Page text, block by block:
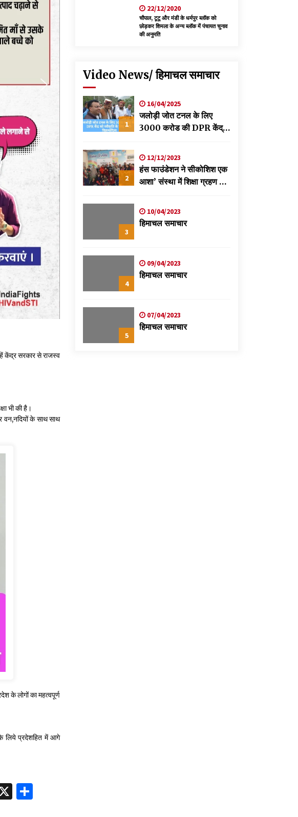
केंद्र सरकार से राजस्व
भी की है।
वन,नदियों के साथ साथ
के लोगों का महत्वपूर्ण
लिये प्रदेशहित में आगे
X
22/12/2020
चौपाल, टूटू और मंडी के धर्मपुर ब्लॉक को
छोड़कर शिमला के अन्य ब्लॉक में पंचायत चुनाव
की अनुमति
Video News/ हिमाचल समाचार
1
16/04/2025
जलोड़ी जोत टनल के लिए
3000 करोड की DPR केंद्र
विक्रमादित्य
2
12/12/2023
हंस फाउंडेशन ने सीकोशिश एक
आशा’ संस्था में शिक्षा ग्रहण कर
स्वास्थ्य शिविर
3
10/04/2023
हिमाचल समाचार
4
09/04/2023
हिमाचल समाचार
5
07/04/2023
हिमाचल समाचार